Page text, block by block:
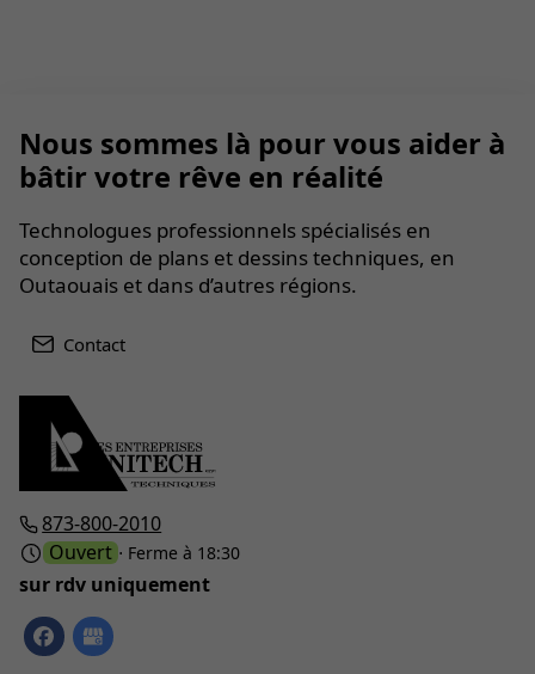
873-800-2010
Ouvert ⋅ Ferme à 18:30
sur rdv uniquement
Nous sommes là pour vous aider à
bâtir votre rêve en réalité
Technologues professionnels spécialisés en
conception de plans et dessins techniques, en
Outaouais et dans d’autres régions.
Contact